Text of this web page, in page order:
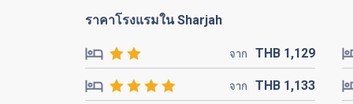
ราคาโรงแรมใน Sharjah
จาก THB 1,129
จาก THB 1,133